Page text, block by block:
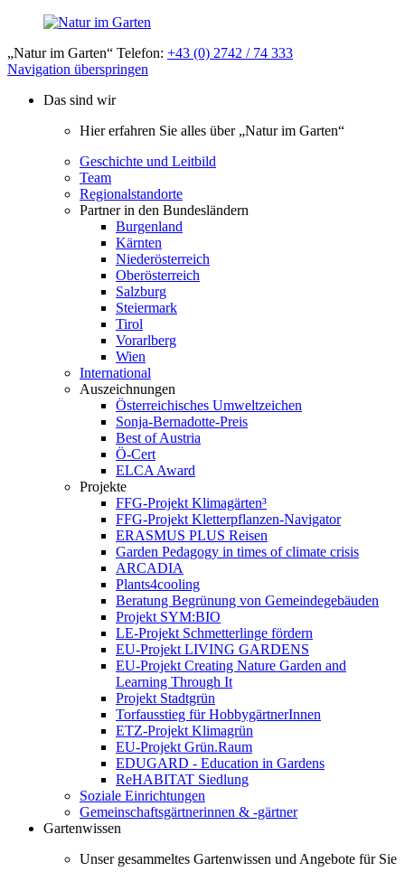
„Natur im Garten“ Telefon: +43 (0) 2742 / 74 333
Navigation überspringen
Das sind wir
Hier erfahren Sie alles über „Natur im Garten“
Geschichte und Leitbild
Team
Regionalstandorte
Partner in den Bundesländern
Burgenland
Kärnten
Niederösterreich
Oberösterreich
Salzburg
Steiermark
Tirol
Vorarlberg
Wien
International
Auszeichnungen
Österreichisches Umweltzeichen
Sonja-Bernadotte-Preis
Best of Austria
Ö-Cert
ELCA Award
Projekte
FFG-Projekt Klimagärten³
FFG-Projekt Kletterpflanzen-Navigator
ERASMUS PLUS Reisen
Garden Pedagogy in times of climate crisis
ARCADIA
Plants4cooling
Beratung Begrünung von Gemeindegebäuden
Projekt SYM:BIO
LE-Projekt Schmetterlinge fördern
EU-Projekt LIVING GARDENS
EU-Projekt Creating Nature Garden and
Learning Through It
Projekt Stadtgrün
Torfausstieg für HobbygärtnerInnen
ETZ-Projekt Klimagrün
EU-Projekt Grün.Raum
EDUGARD - Education in Gardens
ReHABITAT Siedlung
Soziale Einrichtungen
Gemeinschaftsgärtnerinnen & -gärtner
Gartenwissen
Unser gesammeltes Gartenwissen und Angebote für Sie